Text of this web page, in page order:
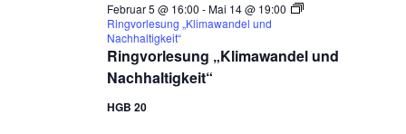
Ringvorlesung „Klimawandel und
Nachhaltigkeit“
Februar 5 @ 16:00 -Mai 14 @ 19:00
Ringvorlesung „Klimawandel und
Nachhaltigkeit“
HGB 20